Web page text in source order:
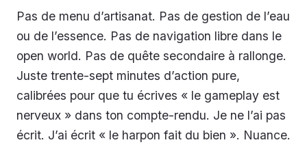
Pas de menu d’artisanat. Pas de gestion de l’eau
ou de l’essence. Pas de navigation libre dans le
open world. Pas de quête secondaire à rallonge.
Juste trente-sept minutes d’action pure,
calibrées pour que tu écrives « le gameplay est
nerveux » dans ton compte-rendu. Je ne l’ai pas
écrit. J’ai écrit « le harpon fait du bien ». Nuance.